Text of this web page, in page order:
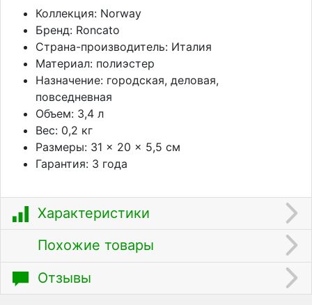
Коллекция: Norway
Бренд: Roncato
Страна-производитель: Италия
Материал: полиэстер
Назначение: городская, деловая,
повседневная
Объем: 3,4 л
Вес: 0,2 кг
Размеры: 31 × 20 × 5,5 см
Гарантия: 3 года
Характеристики
Похожие товары
Отзывы